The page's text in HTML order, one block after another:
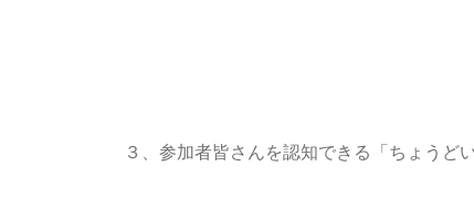
３、参加者皆さんを認知できる「ちょうど